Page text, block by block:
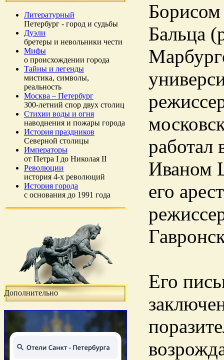
Литературный
Петербург - город и судьбы
Дуэли
бретеры и невольники чести
Мифы
о происхождении города
Тайны и легенды
мистика, символы,
реальность
Москва – Петербург
300-летний спор двух столиц
Стихии воды и огня
наводнения и пожары города
История праздников
Северной столицы
Императоры
от Петра I до Николая II
Революции
история 4-х революций
История города
с основания до 1991 года
Дополнительно
Бальца
работал
Иваном
его
Его